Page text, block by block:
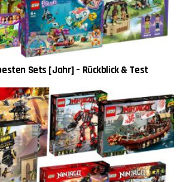
Sets [Jahr] – Rückblick & Test